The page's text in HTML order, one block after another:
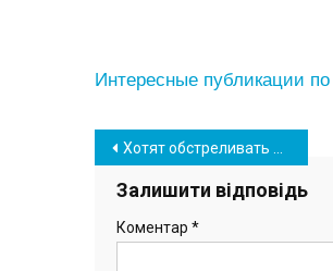
Интересные публикации
Навігація
записів
Хотят обстреливать Одесчину: рашисты устанавливают на Змеином ракетные установки
Залишити відповідь
Коментар *